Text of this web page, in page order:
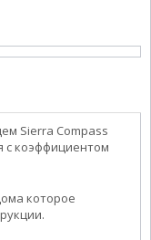
Sierra Compass
с коэффициентом
которое